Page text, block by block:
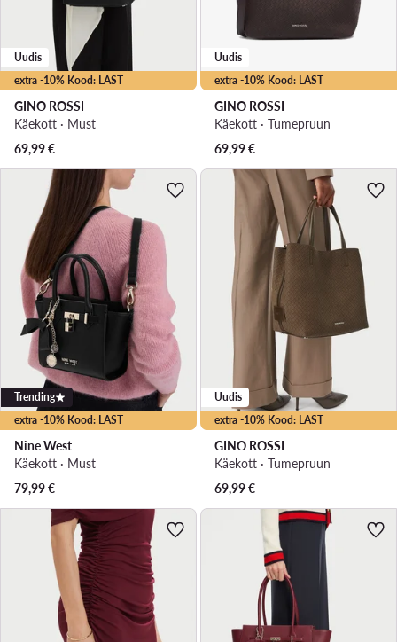
extra -10% Kood: LAST
Uudis
GINO ROSSI
Käekott · Must
69,99€
extra -10% Kood: LAST
Uudis
GINO ROSSI
Käekott · Tumepruun
69,99€
extra -10% Kood: LAST
Trending
Nine West
Käekott · Must
79,99€
extra -10% Kood: LAST
Uudis
GINO ROSSI
Käekott · Tumepruun
69,99€